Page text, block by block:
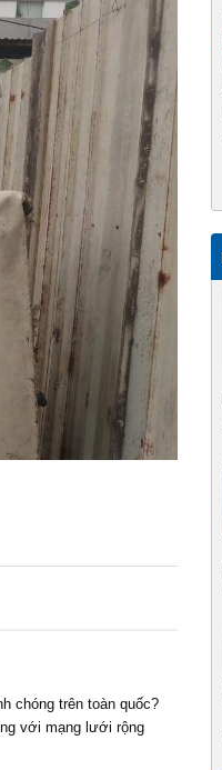
chóng trên toàn quốc?
với mạng lưới rộng